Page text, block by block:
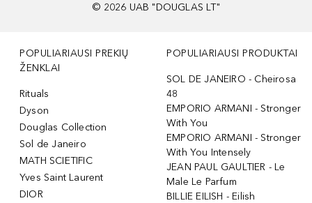
© 2026 UAB "DOUGLAS LT"
POPULIARIAUSI PREKIŲ
ŽENKLAI
Rituals
Dyson
Douglas Collection
Sol de Janeiro
MATH SCIETIFIC
Yves Saint Laurent
DIOR
POPULIARIAUSI PRODUKTAI
SOL DE JANEIRO - Cheirosa
48
EMPORIO ARMANI - Stronger
With You
EMPORIO ARMANI - Stronger
With You Intensely
JEAN PAUL GAULTIER - Le
Male Le Parfum
BILLIE EILISH - Eilish